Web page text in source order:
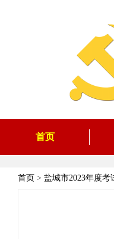
首页
首页 > 盐城市2023年度